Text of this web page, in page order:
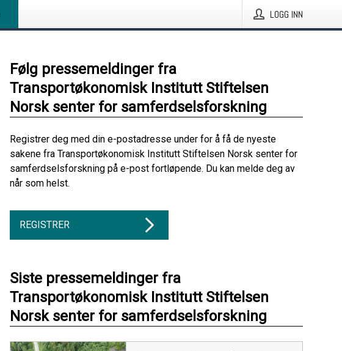
LOGG INN
Følg pressemeldinger fra
Transportøkonomisk Institutt Stiftelsen
Norsk senter for samferdselsforskning
Registrer deg med din e-postadresse under for å få de nyeste
sakene fra Transportøkonomisk Institutt Stiftelsen Norsk senter for
samferdselsforskning på e-post fortløpende. Du kan melde deg av
når som helst.
REGISTRER
Siste pressemeldinger fra
Transportøkonomisk Institutt Stiftelsen
Norsk senter for samferdselsforskning